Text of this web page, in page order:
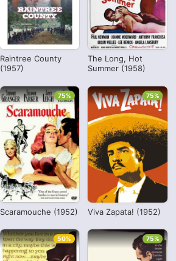
Raintree County
(1957)
The Long, Hot
Summer (1958)
Scaramouche (1952)
75%
Viva Zapata! (1952)
75%
50% 75%